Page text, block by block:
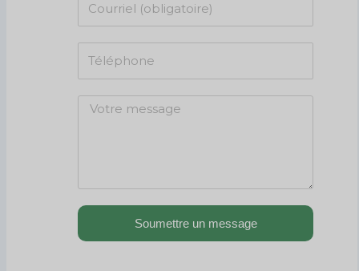
Soumettre un message